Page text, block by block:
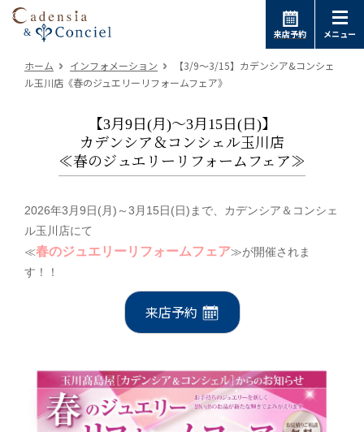
来店予約 メニュー
ホーム インフォメーション
【3/9～3/15】カデンシア&コンシェ
ル玉川店《春のジュエリーリフォームフェア》
【3月9日(月)～3月15日(日)】
カデンシア＆コンシェル玉川店
≪春のジュエリーリフォームフェア≫
2026年3月9日(月)～3月15日(日)まで、カデンシア＆コンシェ
ル玉川店にて
≪春のジュエリーリフォームフェア≫が開催されま
す！！
来店予約